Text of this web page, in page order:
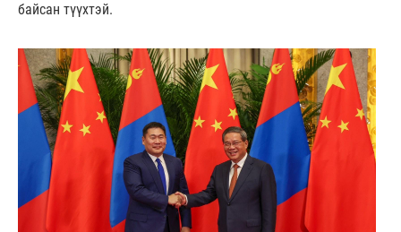
байсан түүхтэй.